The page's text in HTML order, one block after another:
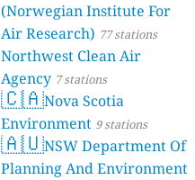
(Norwegian Institute For
Air Research) 77 stations
Northwest Clean Air
Agency 7 stations
🇨🇦Nova Scotia
Environment 9 stations
🇦🇺NSW Department Of
Planning And Environment